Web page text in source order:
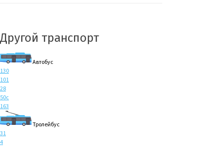
Другой транспорт
Автобус
130
101
28
50с
163
Тролейбус
31
4